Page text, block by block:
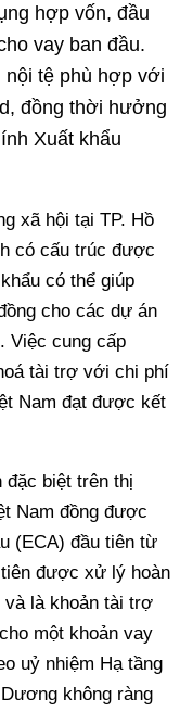
hợp vốn, đầu
vay ban đầu.
nội tệ phù hợp với
đồng thời hưởng
Xuất khẩu
xã hội tại TP. Hồ
có cấu trúc được
có thể giúp
cho các dự án
Việc cung cấp
tài trợ với chi phí
Nam đạt được kết
đặc biệt trên thị
Nam đồng được
(ECA) đầu tiên từ
được xử lý hoàn
là khoản tài trợ
một khoản vay
uỷ nhiệm Hạ tầng
không ràng